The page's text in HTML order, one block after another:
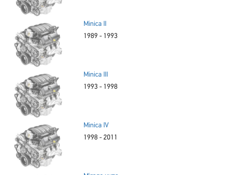
Minica II
1989 - 1993
Minica III
1993 - 1998
Minica IV
1998 - 2011